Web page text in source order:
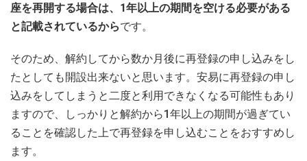
座を再開する場合は、1年以上の期間を空ける必要がある
と記載されているからです。
そのため、解約してから数か月後に再登録の申し込みをし
たとしても開設出来ないと思います。安易に再登録の申し
込みをしてしまうと二度と利用できなくなる可能性もあり
ますので、しっかりと解約から1年以上の期間が過ぎてい
ることを確認した上で再登録を申し込むことをおすすめし
ます。